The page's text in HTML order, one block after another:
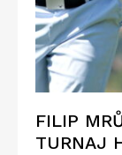
FILIP
TURNAJ